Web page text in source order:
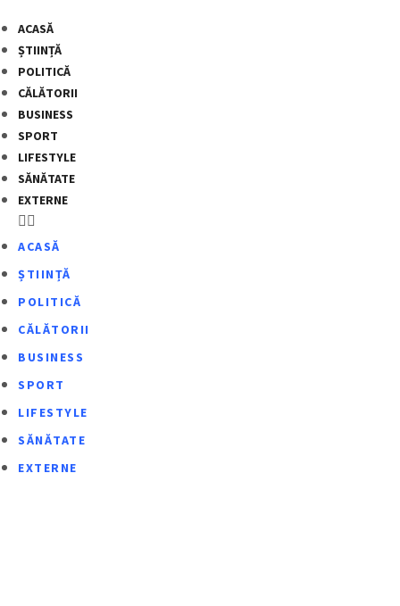
ACASĂ
ȘTIINȚĂ
POLITICĂ
CĂLĂTORII
BUSINESS
SPORT
LIFESTYLE
SĂNĂTATE
EXTERNE
ACASĂ
ȘTIINȚĂ
POLITICĂ
CĂLĂTORII
BUSINESS
SPORT
LIFESTYLE
SĂNĂTATE
EXTERNE